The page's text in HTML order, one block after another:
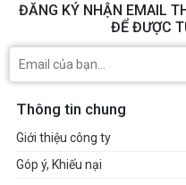
ĐĂNG KÝ NHẬN EMAIL
ĐỂ ĐƯỢC
Thông tin chung
Giới thiệu công ty
Góp ý, Khiếu nại